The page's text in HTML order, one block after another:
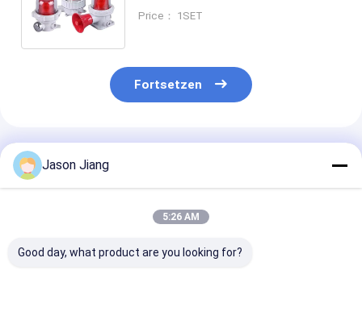
220VAC/50Hz Spannung
Price： 1SET
Fortsetzen
Empfohlene Produkte
Jason Jiang
5:26 AM
Good day, what product are you looking for?